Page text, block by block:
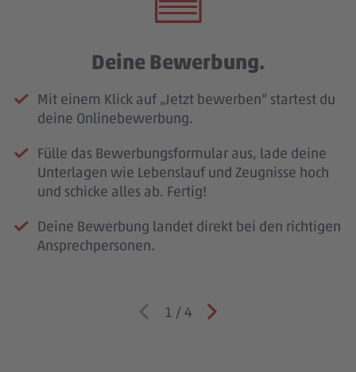
Deine Bewerbung.
Mit einem Klick auf „Jetzt bewerben“ startest du
deine Onlinebewerbung.
Fülle das Bewerbungsformular aus, lade deine
Unterlagen wie Lebenslauf und Zeugnisse hoch
und schicke alles ab. Fertig!
Deine Bewerbung landet direkt bei den richtigen
Ansprechpersonen.
1 / 4